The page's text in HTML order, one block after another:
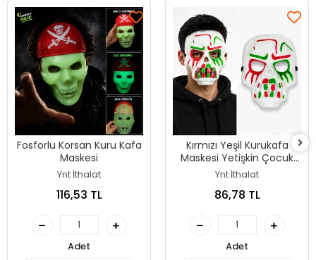
Fosforlu Korsan Kuru Kafa
Maskesi
Ynt İthalat
116,53 TL
Adet
Kırmızı Yeşil Kurukafa
Maskesi Yetişkin Çocuk
Parti Maskesi
Ynt İthalat
86,78 TL
Adet